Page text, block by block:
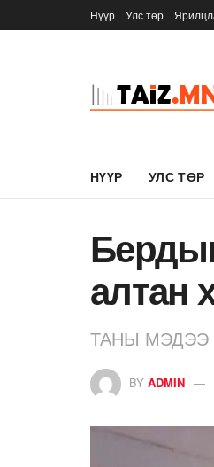
Нүүр Улс төр
НҮҮР УЛС ТӨР
алтан
ТАНЫ МЭДЭЭ
BY ADMIN